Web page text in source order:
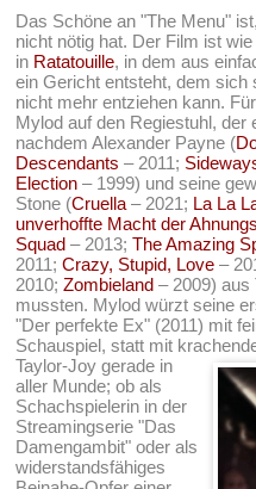
Das Schöne an "The Menu"
nicht nötig hat. Der Film ist
in Ratatouille, in dem aus
ein Gericht entsteht, dem
nicht mehr entziehen kann.
Mylod auf den Regiestuhl, der
nachdem Alexander Payne (
Descendants – 2011;
Election – 1999) und seine
Stone (Cruella – 2021; La La
unverhoffte Macht der
Squad – 2013;The Amazing
2011;Crazy, Stupid, Love –
2010;Zombieland – 2009) aus
mussten. Mylod würzt seine
"Der perfekte Ex" (2011) mit
Schauspiel, statt mit
Taylor-Joy gerade in
aller Munde; ob als
Schachspielerin in der
Streamingserie "Das
Damengambit" oder als
widerstandsfähiges